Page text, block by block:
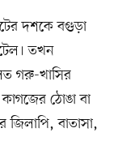
দশকে বগুড়া
তখন
গরু-খাসির
কাগজের ঠোঙা বা
বাতাসা,